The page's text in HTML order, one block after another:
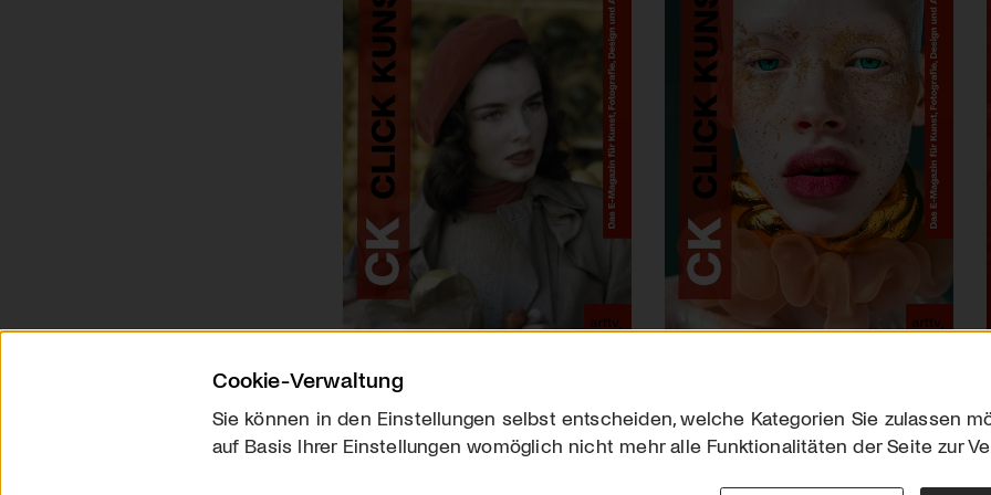
Über uns
Downloads
Cookie-Verwaltung
Sie können in den Einstellungen selbst entscheiden, welche Kategorien Sie zulassen
auf Basis Ihrer Einstellungen womöglich nicht mehr alle Funktionalitäten der Seite zur